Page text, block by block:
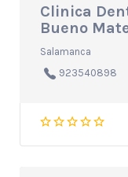
Clinica
Bueno
Salamanca
923540898